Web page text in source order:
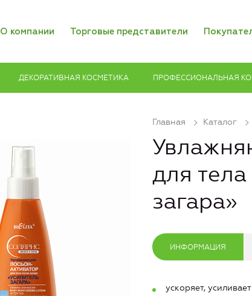
О компании Торговые представители
ДЕКОРАТИВНАЯ КОСМЕТИКА ПРОФЕССИОНАЛЬНАЯ
Главная Каталог
для
загара»
ИНФОРМАЦИЯ
ускоряет,